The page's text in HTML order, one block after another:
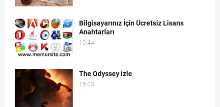
Bilgisayarınız İçin Ücretsiz Lisans
Anahtarları
10:44
The Odyssey izle
15:03